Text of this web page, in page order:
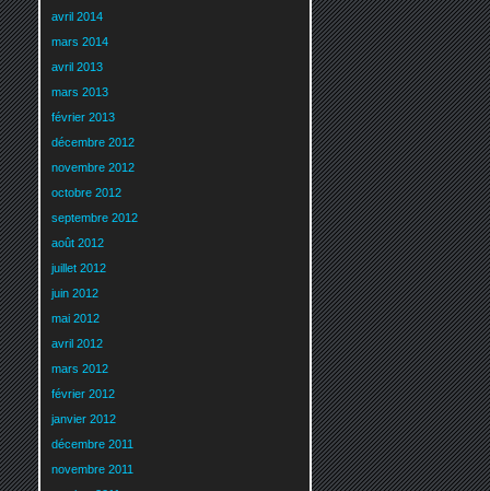
avril 2014
mars 2014
avril 2013
mars 2013
février 2013
décembre 2012
novembre 2012
octobre 2012
septembre 2012
août 2012
juillet 2012
juin 2012
mai 2012
avril 2012
mars 2012
février 2012
janvier 2012
décembre 2011
novembre 2011